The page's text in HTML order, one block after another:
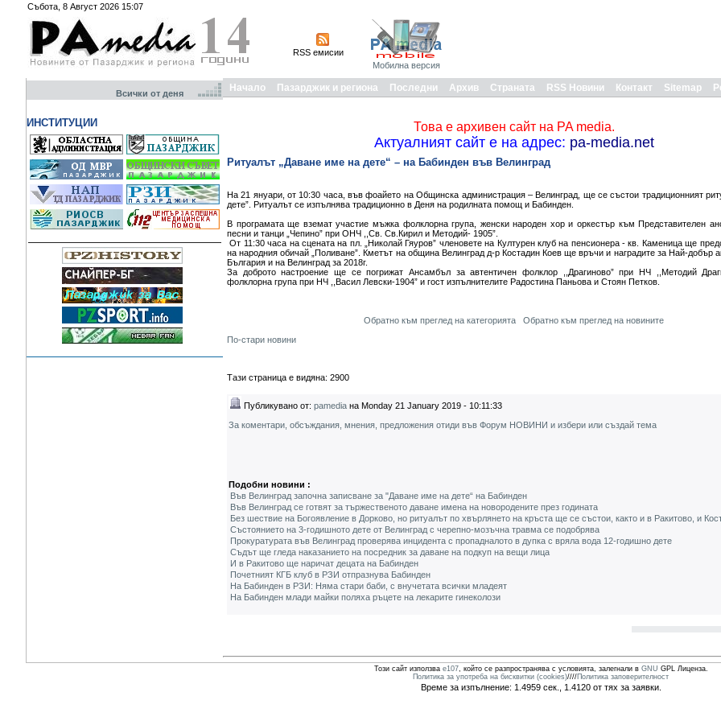
Събота, 8 Август 2026 15:07
RSS емисии
Мобилна версия
Всички от деня
ИНСТИТУЦИИ
Начало Пазарджик и региона Последни Архив Страната RSS Новини Контакт Sitemap
Това е архивен сайт на PA media.
Актуалният сайт е на адрес: pa-media.net
Ритуалът „Даване име на дете“ – на Бабинден във Велинград
На 21 януари, от 10:30 часа, във фоайето на Общинска администрация – Велинград, ще се състои традиционният
дете”. Ритуалът се изпълнява традиционно в Деня на родилната помощ и Бабинден.
В програмата ще вземат участие мъжка фолклорна група, женски народен хор и оркестър към Представителен
песни и танци „Чепино” при ОНЧ ,,Св. Св.Кирил и Методий- 1905”.
От 11:30 часа на сцената на пл. „Николай Гяуров” членовете на Културен клуб на пенсионера - кв. Каменица ще
на народния обичай „Поливане”. Кметът на община Велинград д-р Костадин Коев ще връчи и наградите за Най-добър
България и на Велинград за 2018г.
За доброто настроение ще се погрижат Ансамбъл за автентичен фолклор ,,Драгиново” при НЧ ,,Методий
фолклорна група при НЧ ,,Васил Левски-1904” и гост изпълнителите Радостина Паньова и Стоян Петков.
Обратно към преглед на категорията
Обратно към преглед на новините
По-стари новини
Тази страница е видяна: 2900
Публикувано от: pamedia на Monday 21 January 2019 - 10:11:33
За коментари, обсъждания, мнения, предложения отиди във Форум НОВИНИ и избери или създай тема
Подобни новини :
Във Велинград започна записване за "Даване име на дете“ на Бабинден
Във Велинград се готвят за тържественото даване имена на новородените през годината
Без шествие на Богоявление в Дорково, но ритуалът по хвърлянето на кръста ще се състои, както и в Ракитово, и
Състоянието на 3-годишното дете от Велинград с черепно-мозъчна травма се подобрява
Прокуратурата във Велинград проверява инцидента с пропадналото в дупка с вряла вода 12-годишно дете
Съдът ще гледа наказанието на посредник за даване на подкуп на вещи лица
И в Ракитово ще наричат децата на Бабинден
Почетният КГБ клуб в РЗИ отпразнува Бабинден
На Бабинден в РЗИ: Няма стари баби, с внучетата всички младеят
На Бабинден млади майки поляха ръцете на лекарите гинеколози
Този сайт използва e107, който се разпространява с условията, залегнали в GNU GPL Лиценза.
Политика за употреба на бисквитки (cookies)////Политика заповерителност
Време за изпълнение: 1.4959 сек., 1.4120 от тях за заявки.